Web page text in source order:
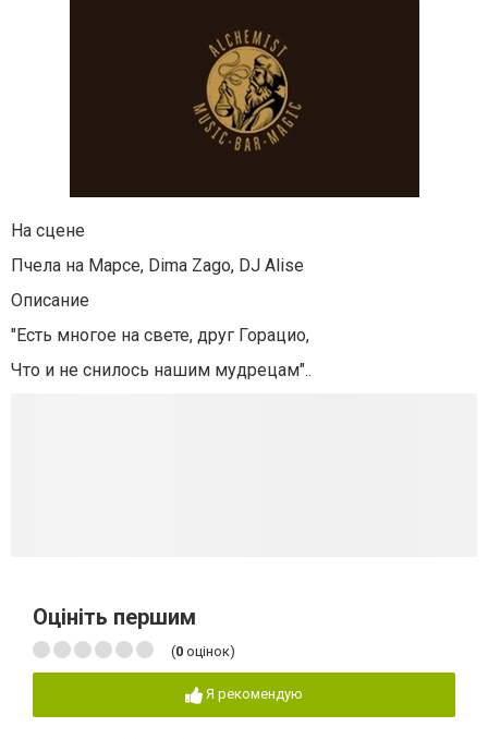
На сцене
Пчела на Марсе, Dima Zago, DJ Alise
Описание
"Есть многое на свете, друг Горацио,
Что и не снилось нашим мудрецам"..
Оцініть першим
(0 оцінок)
Я рекомендую